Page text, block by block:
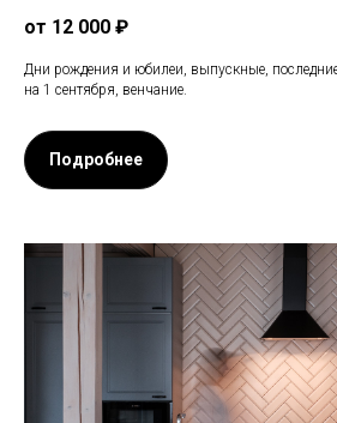
от 12 000 ₽
Дни рождения и юбилеи, выпускные,
на 1 сентября, венчание.
Подробнее